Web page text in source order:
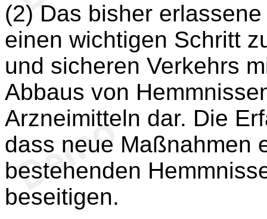
(2) Das bisher
einen wichtigen Schritt
und sicheren Verkehrs
Abbaus von
Arzneimitteln dar. Die
dass neue Maßnahmen
bestehenden
beseitigen.